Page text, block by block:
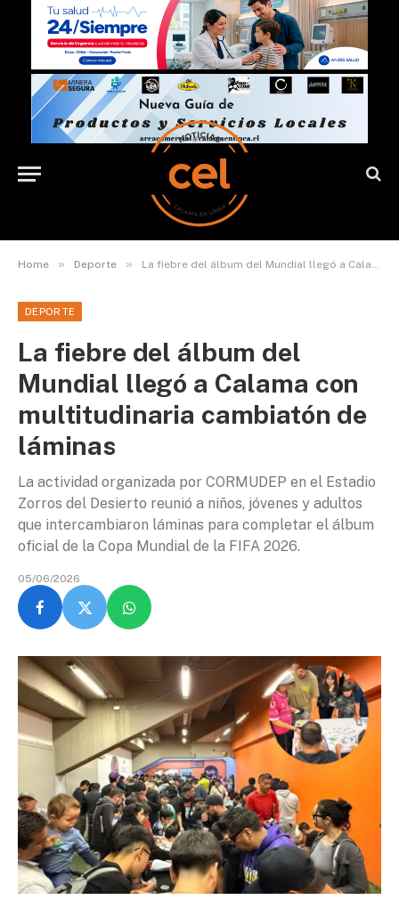
Home » Deporte » La fiebre del álbum del Mundial llegó a Calama con multitudinaria cambiatón de láminas
DEPORTE
La fiebre del álbum del
Mundial llegó a Calama con
multitudinaria cambiatón de
láminas
La actividad organizada por CORMUDEP en el Estadio
Zorros del Desierto reunió a niños, jóvenes y adultos
que intercambiaron láminas para completar el álbum
oficial de la Copa Mundial de la FIFA 2026.
05/06/2026